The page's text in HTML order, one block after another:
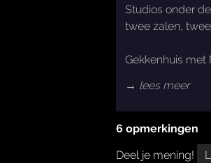
Studios onder
twee zalen,
Gekkenhuis met
→ lees meer
6 opmerkingen
Deel je mening!